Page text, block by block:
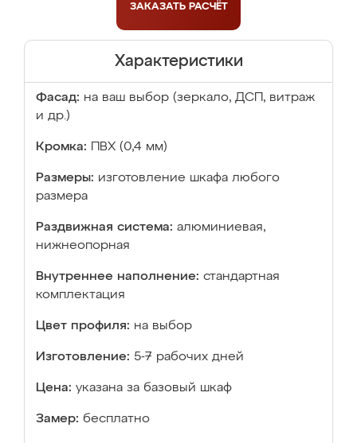
ЗАКАЗАТЬ РАСЧЁТ
Характеристики
Фасад: на ваш выбор (зеркало, ДСП, витраж
и др.)
Кромка: ПВХ (0,4 мм)
Размеры: изготовление шкафа любого
размера
Раздвижная система: алюминиевая,
нижнеопорная
Внутреннее наполнение: стандартная
комплектация
Цвет профиля: на выбор
Изготовление: 5-7 рабочих дней
Цена: указана за базовый шкаф
Замер: бесплатно